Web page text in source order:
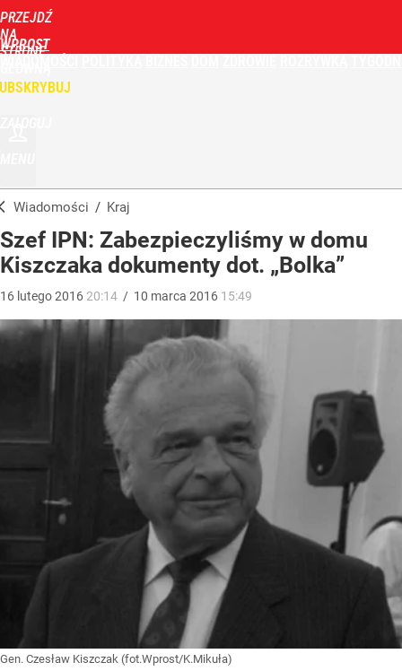
PRZEJDŹ
NA
STRONĘ
WPROST
Wiadomości / Kraj
Szef IPN: Zabezpieczyliśmy w domu
Kiszczaka dokumenty dot. „Bolka”
16 lutego2016 20:14 / 10 marca 2016 15:49
Gen. Czesław Kiszczak (fot.Wprost/K.Mikuła)